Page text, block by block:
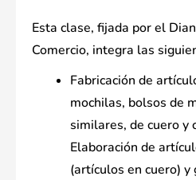
Esta clase, fijada por el
Comercio, integra las
Fabricación de
mochilas, bolsos de
similares, de cuero y
Elaboración de
(artículos en cuero)